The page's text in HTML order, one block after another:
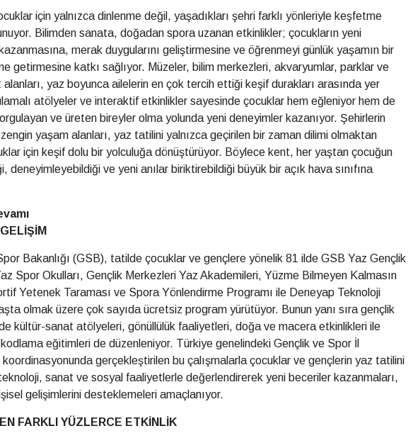
için yalnızca dinlenme değil, yaşadıkları şehri farklı yönleriyle keşfetme
Bilimden sanata, doğadan spora uzanan etkinlikler; çocukların yeni
merak duygularını geliştirmesine ve öğrenmeyi günlük yaşamın bir
getirmesine katkı sağlıyor. Müzeler, bilim merkezleri, akvaryumlar, parklar ve
yaz boyunca ailelerin en çok tercih ettiği keşif durakları arasında yer
atölyeler ve interaktif etkinlikler sayesinde çocuklar hem eğleniyor hem de
ve üreten bireyler olma yolunda yeni deneyimler kazanıyor. Şehirlerin
yaşam alanları, yaz tatilini yalnızca geçirilen bir zaman dilimi olmaktan
için keşif dolu bir yolculuğa dönüştürüyor. Böylece kent, her yaştan çocuğun
deneyimleyebildiği ve yeni anılar biriktirebildiği büyük bir açık hava sınıfına
Bakanlığı (GSB), tatilde çocuklar ve gençlere yönelik 81 ilde GSB Yaz Gençlik
Spor Okulları, Gençlik Merkezleri Yaz Akademileri, Yüzme Bilmeyen Kalmasın
Yetenek Taraması ve Spora Yönlendirme Programı ile Deneyap Teknoloji
olmak üzere çok sayıda ücretsiz program yürütüyor. Bunun yanı sıra gençlik
kültür-sanat atölyeleri, gönüllülük faaliyetleri, doğa ve macera etkinlikleri ile
eğitimleri de düzenleniyor. Türkiye genelindeki Gençlik ve Spor İl
koordinasyonunda gerçekleştirilen bu çalışmalarla çocuklar ve gençlerin yaz tatilini
sanat ve sosyal faaliyetlerle değerlendirerek yeni beceriler kazanmaları,
gelişimlerini desteklemeleri amaçlanıyor.
FARKLI YÜZLERCE ETKİNLİK